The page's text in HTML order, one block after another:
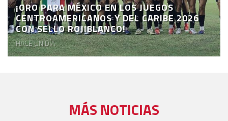
¡ORO PARA MÉXICO EN LOS JUEGOS
CENTROAMERICANOS Y DEL CARIBE 2026
CON SELLO ROJIBLANCO!
HACE UN DÍA
MÁS NOTICIAS